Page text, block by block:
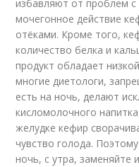
избавляют от проблем
мочегонное действие
отёками. Кроме того,
количество белка и
продукт обладает
многие диетологи,
есть на ночь, делают
кисломолочного
желудке кефир
чувство голода.
ночь, с утра, заменяйте